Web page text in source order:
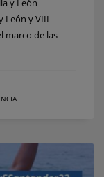
y León
León y VIII
marco de las